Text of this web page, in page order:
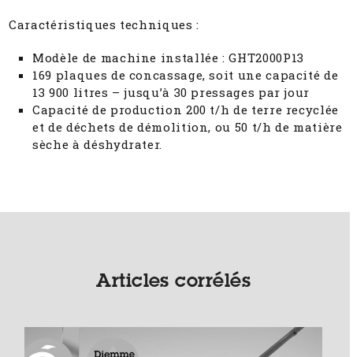
Caractéristiques techniques :
Modèle de machine installée : GHT2000P13
169 plaques de concassage, soit une capacité de
13 900 litres – jusqu’à 30 pressages par jour
Capacité de production 200 t/h de terre recyclée
et de déchets de démolition, ou 50 t/h de matière
sèche à déshydrater.
Articles corrélés